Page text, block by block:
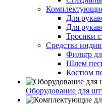
Для
Для
Тросики
Средства
Фильтр
Шлем
Костюм
Оборудование для